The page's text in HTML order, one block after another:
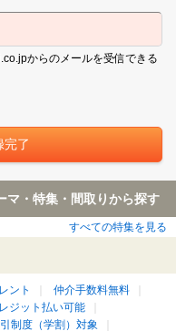
からのメールを受信できる
マ・特集・間取りから探す
すべての特集を見る
ント
仲介手数料無料
ジット払い可能
制度（学割）対象